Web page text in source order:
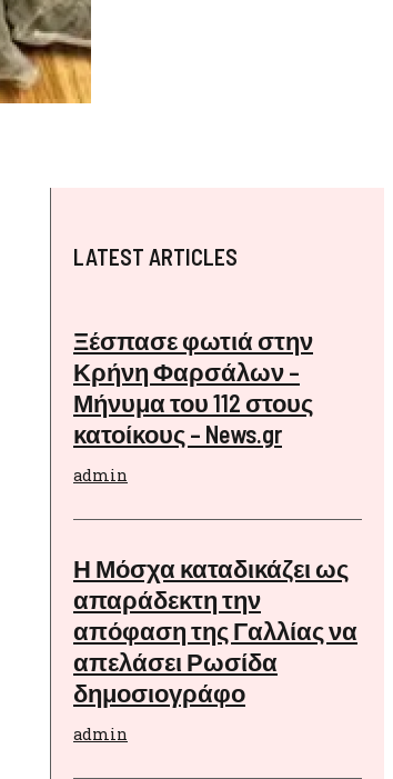
LATEST ARTICLES
Ξέσπασε φωτιά στην
Κρήνη Φαρσάλων –
Μήνυμα του 112 στους
κατοίκους – News.gr
admin
Η Μόσχα καταδικάζει ως
απαράδεκτη την
απόφαση της Γαλλίας να
απελάσει Ρωσίδα
δημοσιογράφο
admin